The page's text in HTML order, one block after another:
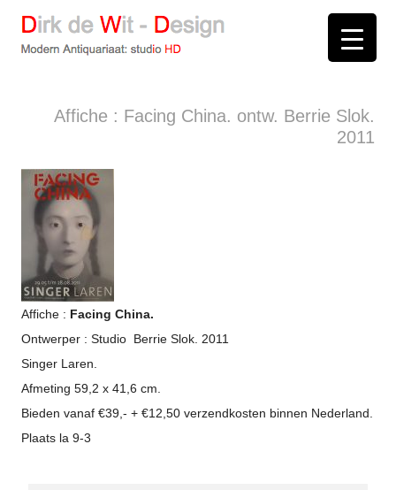
Dirk de Wit - Design
Modern Antiquariaat: studio HD
Affiche : Facing China. ontw. Berrie Slok.
2011
Affiche : Facing China.
Ontwerper : Studio Berrie Slok. 2011
Singer Laren.
Afmeting 59,2 x 41,6 cm.
Bieden vanaf €39,- + €12,50 verzendkosten binnen Nederland.
Plaats la 9-3